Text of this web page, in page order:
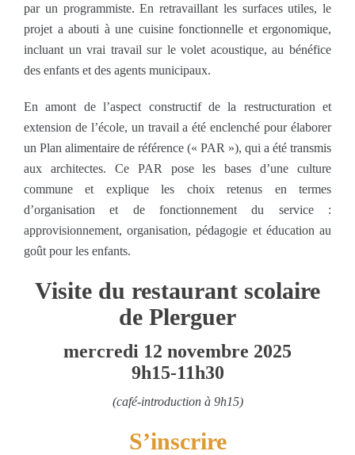
par un programmiste. En retravaillant les surfaces utiles, le
projet a abouti à une cuisine fonctionnelle et ergonomique,
incluant un vrai travail sur le volet acoustique, au bénéfice
des enfants et des agents municipaux.
En amont de l’aspect constructif de la restructuration et
extension de l’école, un travail a été enclenché pour élaborer
un Plan alimentaire de référence (« PAR »), qui a été transmis
aux architectes. Ce PAR pose les bases d’une culture
commune et explique les choix retenus en termes
d’organisation et de fonctionnement du service :
approvisionnement, organisation, pédagogie et éducation au
goût pour les enfants.
Visite du restaurant scolaire
de Plerguer
mercredi 12 novembre 2025
9h15-11h30
(café-introduction à 9h15)
S’inscrire